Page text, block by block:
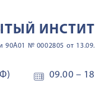
90А01 № 0002805 от
09.00 –